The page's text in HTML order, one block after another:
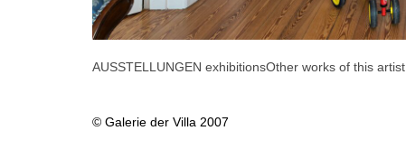
AUSSTELLUNGEN exhibitionsOther works of this artist
© Galerie der Villa 2007